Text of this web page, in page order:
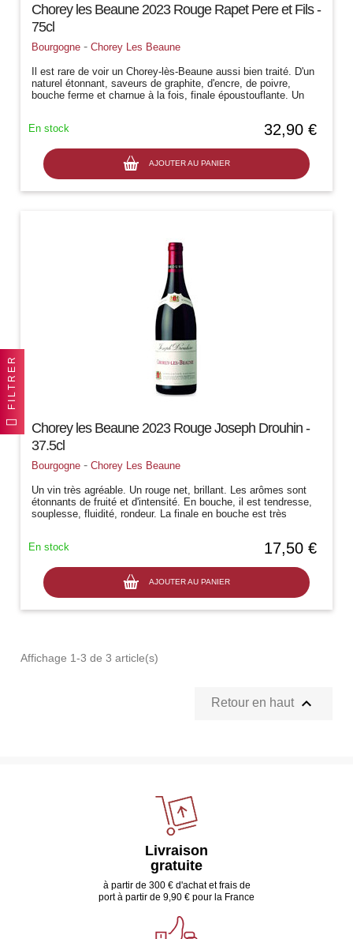
Chorey les Beaune 2023 Rouge Rapet Pere et Fils -
75cl
Bourgogne -Chorey Les Beaune
Il est rare de voir un Chorey-lès-Beaune aussi bien traité. D'un
naturel étonnant, saveurs de graphite, d'encre, de poivre,
bouche ferme et charnue à la fois, finale époustouflante. Un
32,90 €
AJOUTER AU PANIER
En stock
Chorey les Beaune 2023 Rouge Joseph Drouhin -
37.5cl
Bourgogne -Chorey Les Beaune
Un vin très agréable. Un rouge net, brillant. Les arômes sont
étonnants de fruité et d'intensité. En bouche, il est tendresse,
souplesse, fluidité, rondeur. La finale en bouche est très
17,50 €
AJOUTER AU PANIER
En stock
Affichage 1-3 de 3 article(s)
Retour en haut 
Livraison
gratuite
à partir de 300 € d'achat et frais de
port à partir de 9,90 € pour la France
FILTRER